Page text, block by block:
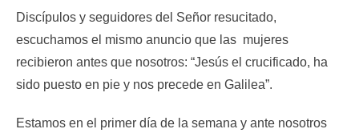
Discípulos y seguidores del Señor resucitado,
escuchamos el mismo anuncio que las mujeres
recibieron antes que nosotros: “Jesús el crucificado, ha
sido puesto en pie y nos precede en Galilea”.
Estamos en el primer día de la semana y ante nosotros